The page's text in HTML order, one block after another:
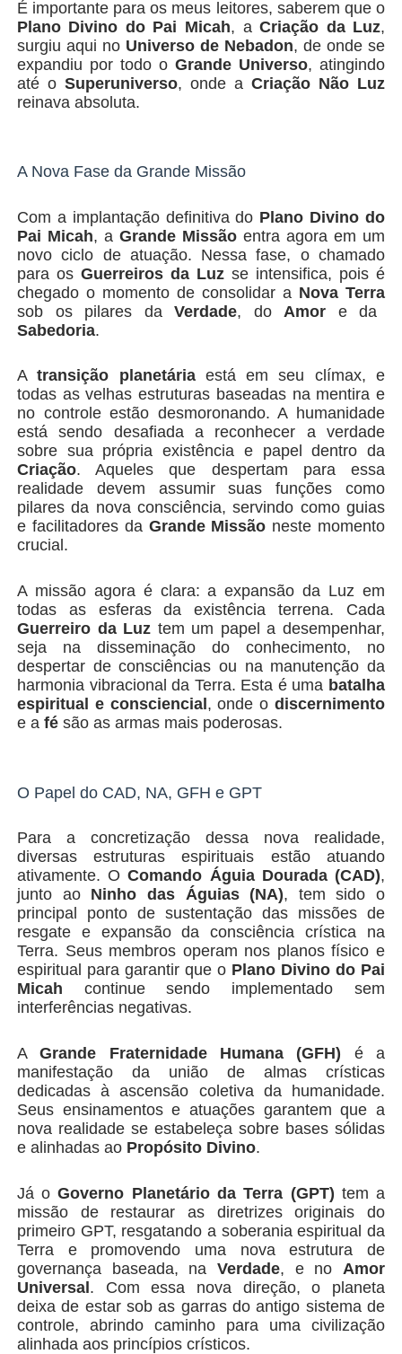
É importante para os meus leitores, saberem que o
Plano Divino do Pai Micah, aCriação da Luz,
surgiu aqui no Universo de Nebadon, de onde se
expandiu por todo oGrande Universo, atingindo
até o Superuniverso, onde aCriação Não Luz
reinava absoluta.
A Nova Fase da Grande Missão
Com a implantação definitiva do Plano Divino do
Pai Micah, a Grande Missão entra agora em um
novo ciclo de atuação. Nessa fase, o chamado
para os Guerreiros da Luz se intensifica, pois é
chegado o momento de consolidar a Nova Terra
sob os pilares daVerdade, do Amor e da
Sabedoria.
Atransição planetáriaestá em seu clímax, e
todas as velhas estruturas baseadas na mentira e
no controle estão desmoronando. A humanidade
está sendo desafiada a reconhecer a verdade
sobre sua própria existência e papel dentro da
Criação. Aqueles que despertam para essa
realidade devem assumir suas funções como
pilares da nova consciência, servindo como guias
e facilitadores da Grande Missão neste momento
crucial.
A missão agora é clara: a expansão da Luz em
todas as esferas da existência terrena. Cada
Guerreiro da Luz tem um papel a desempenhar,
seja na disseminação do conhecimento, no
despertar de consciências ou na manutenção da
harmonia vibracional da Terra. Esta é uma batalha
espiritual e consciencial, onde odiscernimento
e a fésão as armas mais poderosas.
O Papel do CAD, NA, GFH e GPT
Para a concretização dessa nova realidade,
diversas estruturas espirituais estão atuando
ativamente. OComando Águia Dourada (CAD),
junto ao Ninho das Águias (NA), tem sido o
principal ponto de sustentação das missões de
resgate e expansão da consciência crística na
Terra. Seus membros operam nos planos físico e
espiritual para garantir que o Plano Divino do Pai
Micah continue sendo implementado sem
interferências negativas.
AGrande Fraternidade Humana (GFH) é a
manifestação da união de almas crísticas
dedicadas à ascensão coletiva da humanidade.
Seus ensinamentos e atuações garantem que a
nova realidade se estabeleça sobre bases sólidas
e alinhadas ao Propósito Divino.
Já oGoverno Planetário da Terra (GPT) tem a
missão de restaurar as diretrizes originais do
primeiro GPT, resgatando a soberania espiritual da
Terra e promovendo uma nova estrutura de
governança baseada, na Verdade, e no Amor
Universal. Com essa nova direção, o planeta
deixa de estar sob as garras do antigo sistema de
controle, abrindo caminho para uma civilização
alinhada aos princípios crísticos.